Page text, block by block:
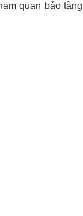
quan bảo tàng